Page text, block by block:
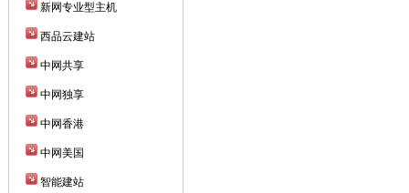
新网专业型主机
西品云建站
中网共享
中网独享
中网香港
中网美国
智能建站